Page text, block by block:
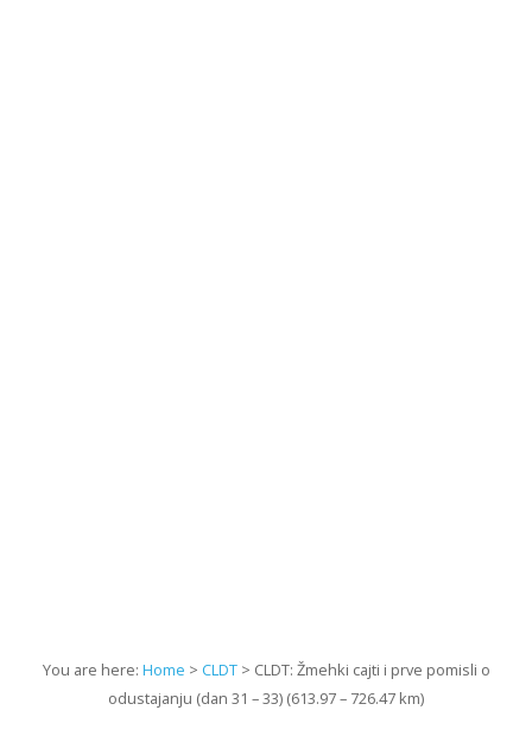
You are here: Home > CLDT> CLDT: Žmehki cajti i prve pomisli o
odustajanju (dan 31 – 33) (613.97 – 726.47 km)